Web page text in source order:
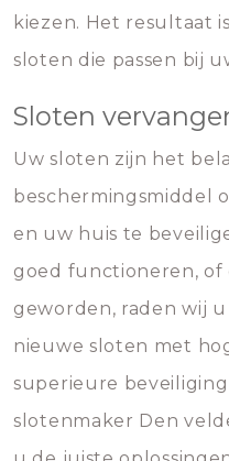
kiezen. Het resultaat
sloten die passen bij
Sloten
Uw sloten zijn het
beschermingsmiddel
en uw huis te
goed functioneren, of
geworden, raden wij
nieuwe sloten met
superieure
slotenmaker Den